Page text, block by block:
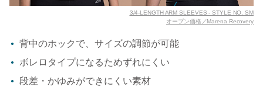
3/4-LENGTH ARM SLEEVES - STYLE NO. SM
オープン価格／Marena Recovery
背中のホックで、サイズの調節が可能
ボレロタイプになるためずれにくい
段差・かゆみができにくい素材